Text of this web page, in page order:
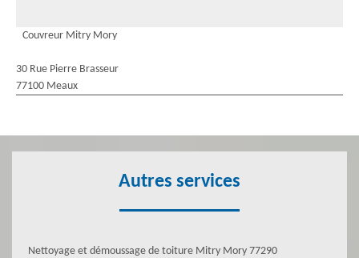
Couvreur Mitry Mory
30 Rue Pierre Brasseur
77100 Meaux
Autres services
Nettoyage et démoussage de toiture Mitry Mory 77290